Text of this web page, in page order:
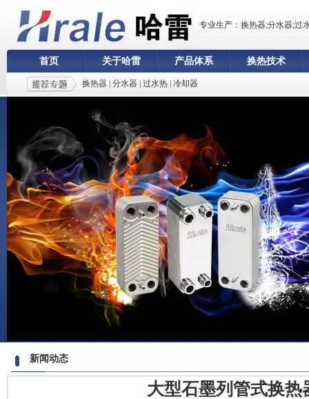
专业生产：换热器;分水器;过
首页 关于哈雷 产品体系 换热技术
换热器 分水器 过水热 冷却器
新闻动态
大型石墨列管式换热